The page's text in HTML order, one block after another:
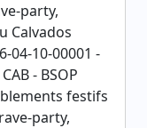
party,
Calvados
04-10-00001 -
- BSOP
festifs
party,